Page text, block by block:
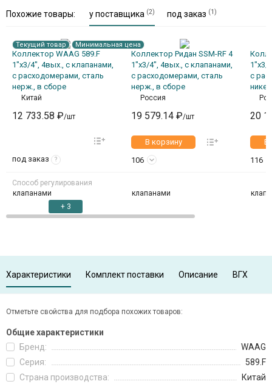
Похожие товары: у поставщика (2) под заказ (1)
Текущий товар Минимальная цена
Коллектор WAAG 589.F
1"х3/4", 4вых., c клапанами,
с расходомерами, сталь
нерж., в сборе
Коллектор Ридан SSM-RF 4
1"х3/4", 4вых., c клапанами,
с расходомерами, сталь
нерж., в сборе
1"х3/
с
Китай
12 733.58 ₽/шт
Россия
19 579.14 ₽/шт 20
под заказ ?
В корзину
106
В
116
Способ регулирования
клапанами
клапанами
+ 3
Характеристики Комплект поставки Описание ВГХ
Отметьте свойства для подбора похожих товаров:
Общие характеристики
Бренд:
WAAG
Серия:
589.F
Страна производства:
Китай